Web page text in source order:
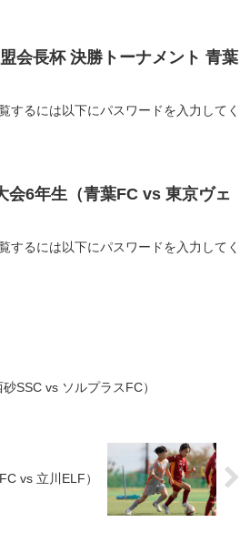
会長杯 決勝トーナメント 青葉
するには以下にパスワードを入力してく
会6年生（青葉FC vs 東京ヴェ
するには以下にパスワードを入力してく
SSC vs ソルプラスFC）
vs 立川ELF）